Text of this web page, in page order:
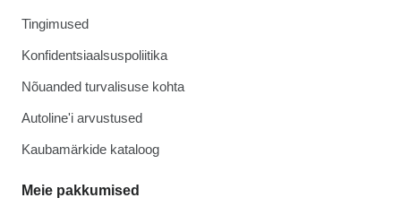
Tingimused
Konfidentsiaalsuspoliitika
Nõuanded turvalisuse kohta
Autoline'i arvustused
Kaubamärkide kataloog
Meie pakkumised